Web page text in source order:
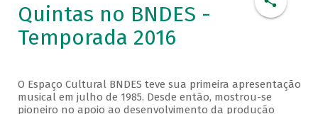
Quintas no BNDES -
Temporada 2016
O Espaço Cultural BNDES teve sua primeira apresentação
musical em julho de 1985. Desde então, mostrou-se
pioneiro no apoio ao desenvolvimento da produção